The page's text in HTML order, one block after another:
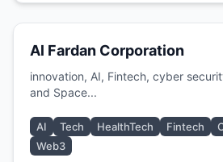
Al Fardan Corporation
innovation, AI, Fintech, cyber
and Space...
AI Tech HealthTech Fintech
Web3